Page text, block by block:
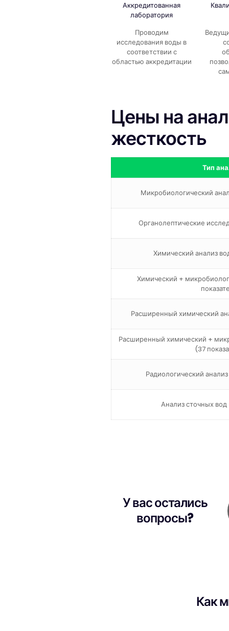
Аккредитованная
лаборатория
Проводим
исследования воды в
соответствии с
областью аккредитации
Цены на
жесткость
Тип
Микробиологический
Органолептические
Химический анализ
Химический +
Расширенный химический
Расширенный химический +
(37
Радиологический
Анализ сточных
У вас остались
вопросы?
Как